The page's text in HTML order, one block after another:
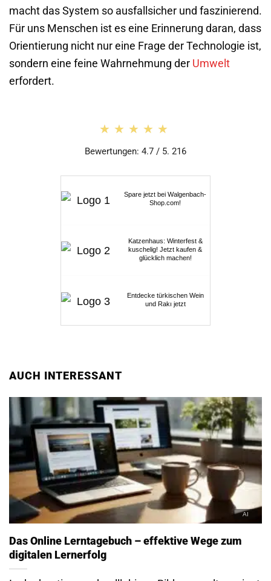
macht das System so ausfallsicher und faszinierend.
Für uns Menschen ist es eine Erinnerung daran, dass
Orientierung nicht nur eine Frage der Technologie ist,
sondern eine feine Wahrnehmung der Umwelt
erfordert.
★★★★★
★★★★★
Bewertungen: 4.7 / 5. 216
Spare jetzt bei Walgenbach-
Shop.com!
Katzenhaus: Winterfest &
kuschelig! Jetzt kaufen &
glücklich machen!
Entdecke türkischen Wein
und Rakı jetzt
AUCH INTERESSANT
Das Online Lerntagebuch – effektive Wege zum
digitalen Lernerfolg